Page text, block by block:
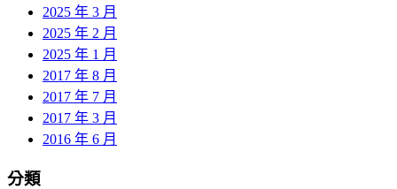
2025 年 3 月
2025 年 2 月
2025 年 1 月
2017 年 8 月
2017 年 7 月
2017 年 3 月
2016 年 6 月
分類